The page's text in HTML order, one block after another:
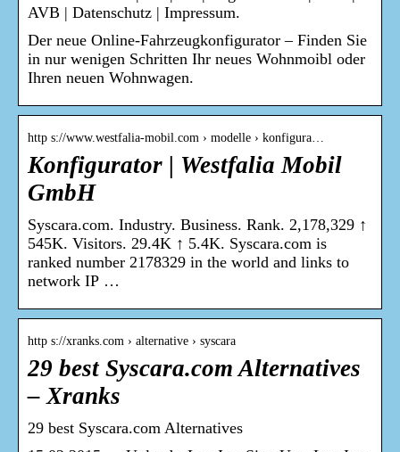
AVB | Datenschutz | Impressum.
Der neue Online-Fahrzeugkonfigurator – Finden Sie
in nur wenigen Schritten Ihr neues Wohnmoibl oder
Ihren neuen Wohnwagen.
http s://www.westfalia-mobil.com › modelle › konfigura…
Konfigurator | Westfalia Mobil
GmbH
Syscara.com. Industry. Business. Rank. 2,178,329 ↑
545K. Visitors. 29.4K ↑ 5.4K. Syscara.com is
ranked number 2178329 in the world and links to
network IP …
http s://xranks.com › alternative › syscara
29 best Syscara.com Alternatives
– Xranks
29 best Syscara.com Alternatives